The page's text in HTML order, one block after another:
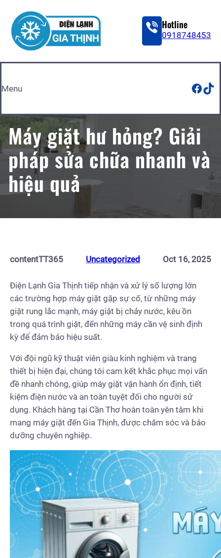
content
Hotline
0918748453
Menu
Máy giặt hư hỏng? Giải
pháp sửa chữa nhanh và
hiệu quả
contentTT365 Uncategorized Oct 16, 2025
Điện Lạnh Gia Thịnh tiếp nhận và xử lý số lượng lớn
các trường hợp máy giặt gặp sự cố, từ những máy
giặt rung lắc mạnh, máy giặt bị chảy nước, kêu ồn
trong quá trình giặt, đến những máy cần vệ sinh định
kỳ để đảm bảo hiệu suất.
Với đội ngũ kỹ thuật viên giàu kinh nghiệm và trang
thiết bị hiện đại, chúng tôi cam kết khắc phục mọi vấn
đề nhanh chóng, giúp máy giặt vận hành ổn định, tiết
kiệm điện nước và an toàn tuyệt đối cho người sử
dụng. Khách hàng tại Cần Thơ hoàn toàn yên tâm khi
mang máy giặt đến Gia Thịnh, được chăm sóc và bảo
dưỡng chuyên nghiệp.